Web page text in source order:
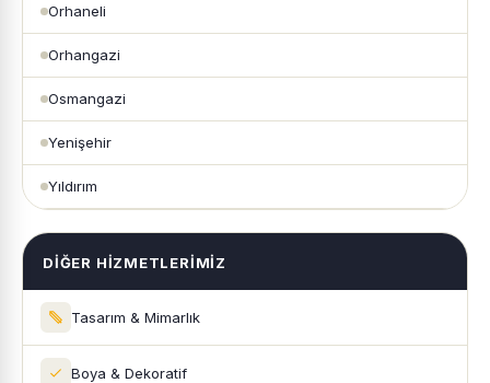
Orhaneli
Orhangazi
Osmangazi
Yenişehir
Yıldırım
DIĞER HIZMETLERIMIZ
Tasarım & Mimarlık
Boya & Dekoratif